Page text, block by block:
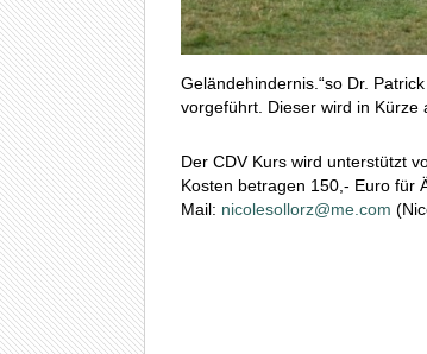
Geländehindernis.“so Dr.
vorgeführt. Dieser wird in Kürze
Der CDV Kurs wird unterstützt
Kosten betragen 150,- Euro für
Mail: nicolesollorz@me.com